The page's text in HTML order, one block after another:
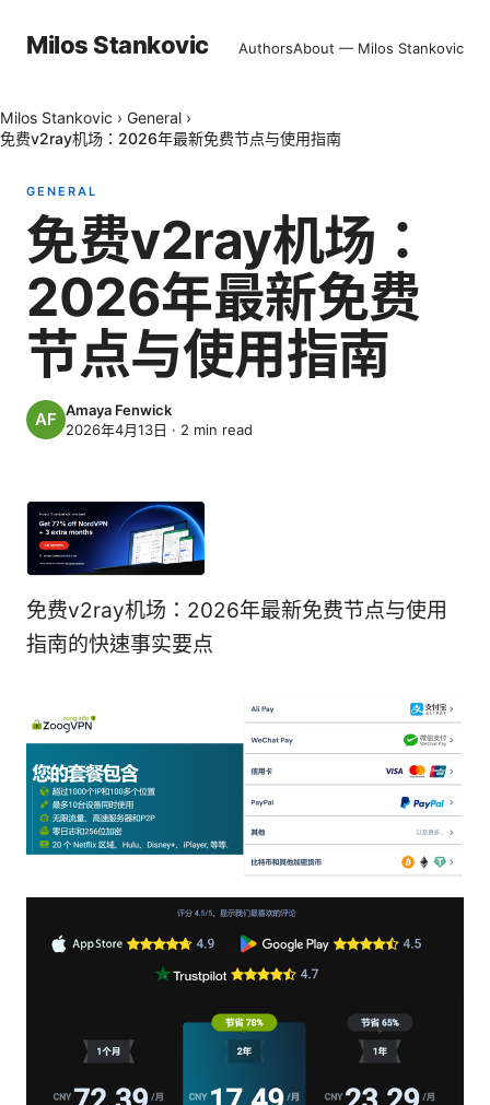
Milos Stankovic AuthorsAbout — Milos Stankovic
Milos Stankovic › General ›
免费v2ray机场：2026年最新免费节点与使用指南
GENERAL
免费v2ray机场：
2026年最新免费
节点与使用指南
Amaya Fenwick
2026年4月13日 · 2 min read
免费v2ray机场：2026年最新免费节点与使用
指南的快速事实要点